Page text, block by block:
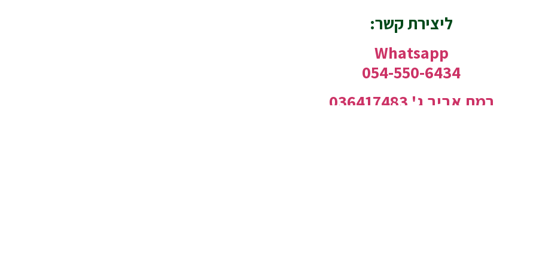
ליצירת קשר:
Whatsapp
054-550-6434
רמת אביב ג' 036417483